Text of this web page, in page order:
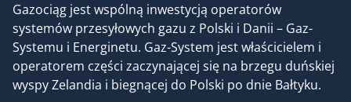
Gazociąg jest wspólną inwestycją operatorów
systemów przesyłowych gazu z Polski i Danii – Gaz-
Systemu i Energinetu. Gaz-System jest właścicielem i
operatorem części zaczynającej się na brzegu duńskiej
wyspy Zelandia i biegnącej do Polski po dnie Bałtyku.